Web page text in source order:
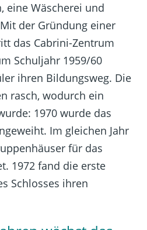
eine Wäscherei und
der Gründung einer
das Cabrini-Zentrum
Schuljahr 1959/60
ihren Bildungsweg. Die
rasch, wodurch ein
1970 wurde das
Im gleichen Jahr
für das
1972 fand die erste
Schlosses ihren